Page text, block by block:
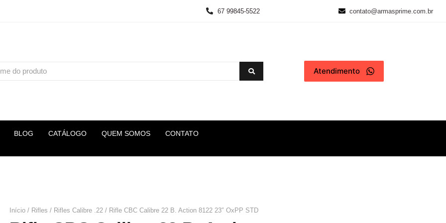
67 99845-5522 contato@armasprime.com.br
Atendimento
BLOG CATÁLOGO QUEM SOMOS CONTATO
Início/ Rifles / Rifles Calibre .22/ Rifle CBC Calibre 22 B. Action 8122 23″ OxPP STD